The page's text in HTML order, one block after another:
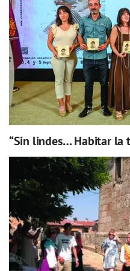
“Sin lindes… Habitar la